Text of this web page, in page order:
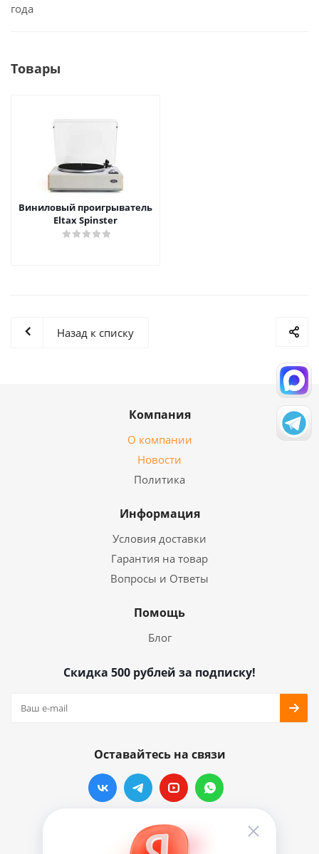
года
Товары
Виниловый проигрыватель
Eltax Spinster
Назад к списку
Компания
О компании
Новости
Политика
Информация
Условия доставки
Гарантия на товар
Вопросы и Ответы
Помощь
Блог
Скидка 500 рублей за подписку!
Оставайтесь на связи
Наши контакты